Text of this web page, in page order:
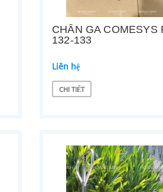
CHÂN GA COMESYS
132-133
Liên hệ
CHI TIẾT
BỘ CÙM BÁNH XE ĐIỆN DẮT TAY
CHI TIẾT